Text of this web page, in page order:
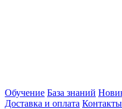
Обучение База знаний
Доставка и оплата Контакты